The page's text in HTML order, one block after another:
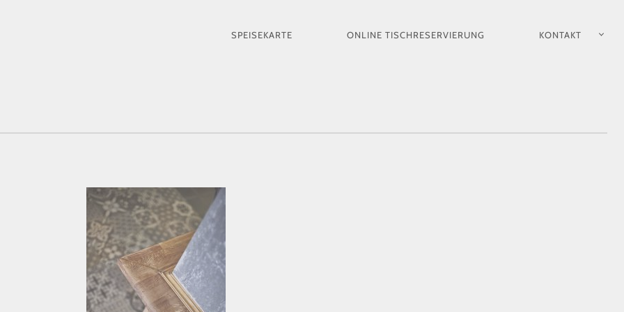
PRIMÄR-
SPEISEKARTE ONLINE TISCHRESERVIERUNG KONTAKT